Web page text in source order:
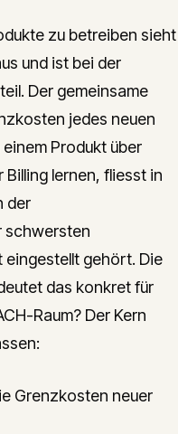
zu betreiben sieht
und ist bei der
Der gemeinsame
jedes neuen
Produkt über
lernen, fliesst in
der
schwersten
eingestellt gehört. Die
das konkret für
Raum? Der Kern
Grenzkosten neuer